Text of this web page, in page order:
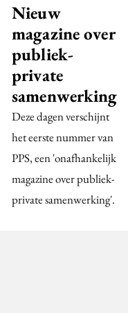
Nieuw
magazine over
publiek-
private
samenwerking
Deze dagen verschijnt
het eerste nummer van
PPS, een 'onafhankelijk
magazine over publiek-
private samenwerking'.